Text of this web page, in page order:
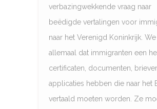
verbazingwekkende vraag naar
beëdigde vertalingen voor
naar het Verenigd Koninkrijk.
allemaal dat immigranten een
certificaten, documenten,
applicaties hebben die naar het
vertaald moeten worden. Ze